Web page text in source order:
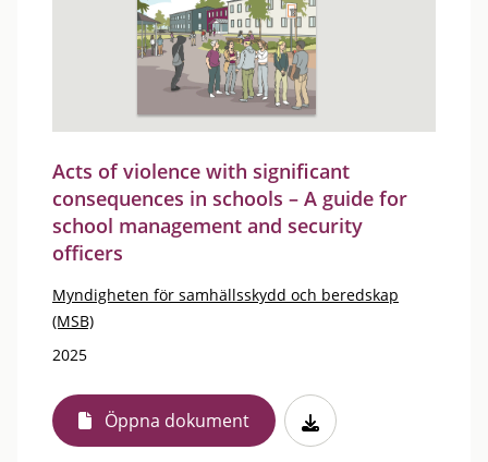
Acts of violence with significant
consequences in schools – A guide for
school management and security
officers
Myndigheten för samhällsskydd och beredskap
(MSB)
2025
Öppna dokument